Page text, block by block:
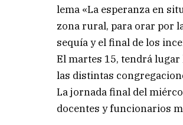
lema «La esperanza en
zona rural, para orar por
sequía y el final de los
El martes 15, tendrá lugar
las distintas
La jornada final del
docentes y funcionarios